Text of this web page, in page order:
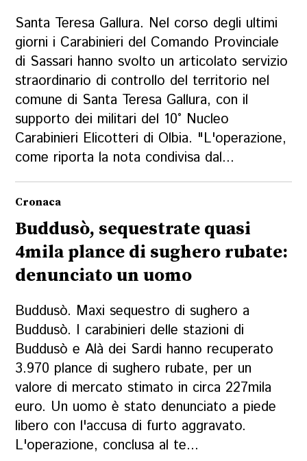
Santa Teresa Gallura. Nel corso degli ultimi
giorni i Carabinieri del Comando Provinciale
di Sassari hanno svolto un articolato servizio
straordinario di controllo del territorio nel
comune di Santa Teresa Gallura, con il
supporto dei militari del 10° Nucleo
Carabinieri Elicotteri di Olbia. "L'operazione,
come riporta la nota condivisa dal...
Cronaca
Buddusò, sequestrate quasi
4mila plance di sughero rubate:
denunciato un uomo
Buddusò. Maxi sequestro di sughero a
Buddusò. I carabinieri delle stazioni di
Buddusò e Alà dei Sardi hanno recuperato
3.970 plance di sughero rubate, per un
valore di mercato stimato in circa 227mila
euro. Un uomo è stato denunciato a piede
libero con l'accusa di furto aggravato.
L'operazione, conclusa al te...